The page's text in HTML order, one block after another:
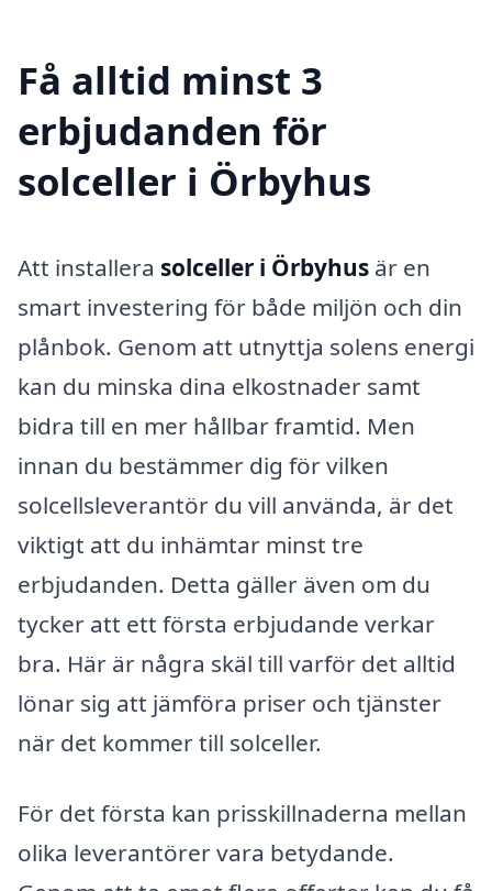
Få alltid minst 3
erbjudanden för
solceller i Örbyhus
Att installera solceller i Örbyhus är en
smart investering för både miljön och din
plånbok. Genom att utnyttja solens energi
kan du minska dina elkostnader samt
bidra till en mer hållbar framtid. Men
innan du bestämmer dig för vilken
solcellsleverantör du vill använda, är det
viktigt att du inhämtar minst tre
erbjudanden. Detta gäller även om du
tycker att ett första erbjudande verkar
bra. Här är några skäl till varför det alltid
lönar sig att jämföra priser och tjänster
när det kommer till solceller.
För det första kan prisskillnaderna mellan
olika leverantörer vara betydande.